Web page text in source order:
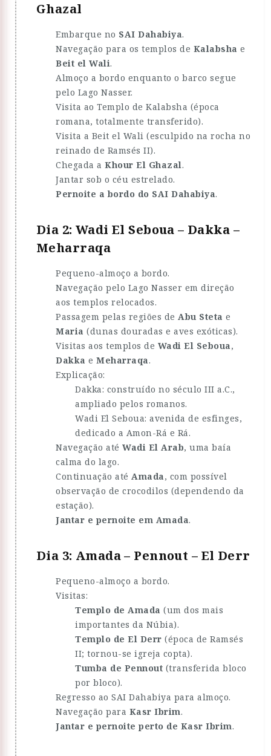
Ghazal
Embarque no SAI Dahabiya.
Navegação para os templos de Kalabsha e
Beit el Wali.
Almoço a bordo enquanto o barco segue
pelo Lago Nasser.
Visita ao Templo de Kalabsha (época
romana, totalmente transferido).
Visita a Beit el Wali (esculpido na rocha no
reinado de Ramsés II).
Chegada a Khour El Ghazal.
Jantar sob o céu estrelado.
Pernoite a bordo do SAI Dahabiya.
Dia 2: Wadi El Seboua – Dakka –
Meharraqa
Pequeno-almoço a bordo.
Navegação pelo Lago Nasser em direção
aos templos relocados.
Passagem pelas regiões de Abu Steta e
Maria (dunas douradas e aves exóticas).
Visitas aos templos de Wadi El Seboua,
Dakka e Meharraqa.
Explicação:
Dakka: construído no século III a.C.,
ampliado pelos romanos.
Wadi El Seboua: avenida de esfinges,
dedicado a Amon-Rá e Rá.
Navegação até Wadi El Arab, uma baía
calma do lago.
Continuação até Amada, com possível
observação de crocodilos (dependendo da
estação).
Jantar e pernoite em Amada.
Dia 3: Amada – Pennout – El Derr
Pequeno-almoço a bordo.
Visitas:
Templo de Amada (um dos mais
importantes da Núbia).
Templo de El Derr (época de Ramsés
II; tornou-se igreja copta).
Tumba de Pennout (transferida bloco
por bloco).
Regresso ao SAI Dahabiya para almoço.
Navegação para Kasr Ibrim.
Jantar e pernoite perto de Kasr Ibrim.